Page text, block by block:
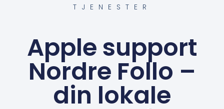
TJENESTER
Apple support
Nordre Follo –
din lokale